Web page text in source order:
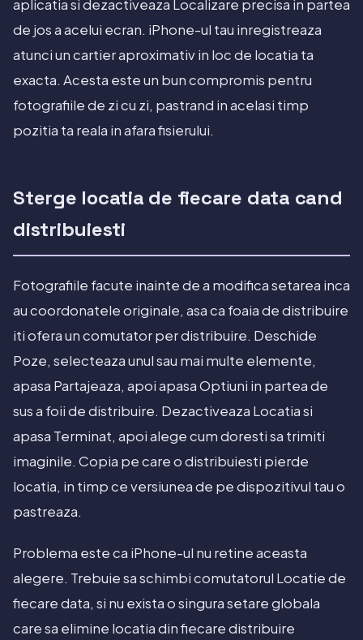
aplicatia si dezactiveaza Localizare precisa in partea
de jos a acelui ecran. iPhone-ul tau inregistreaza
atunci un cartier aproximativ in loc de locatia ta
exacta. Acesta este un bun compromis pentru
fotografiile de zi cu zi, pastrand in acelasi timp
pozitia ta reala in afara fisierului.
Sterge locatia de fiecare data cand
distribuiesti
Fotografiile facute inainte de a modifica setarea inca
au coordonatele originale, asa ca foaia de distribuire
iti ofera un comutator per distribuire. Deschide
Poze, selecteaza unul sau mai multe elemente,
apasa Partajeaza, apoi apasa Optiuni in partea de
sus a foii de distribuire. Dezactiveaza Locatia si
apasa Terminat, apoi alege cum doresti sa trimiti
imaginile. Copia pe care o distribuiesti pierde
locatia, in timp ce versiunea de pe dispozitivul tau o
pastreaza.
Problema este ca iPhone-ul nu retine aceasta
alegere. Trebuie sa schimbi comutatorul Locatie de
fiecare data, si nu exista o singura setare globala
care sa elimine locatia din fiecare distribuire